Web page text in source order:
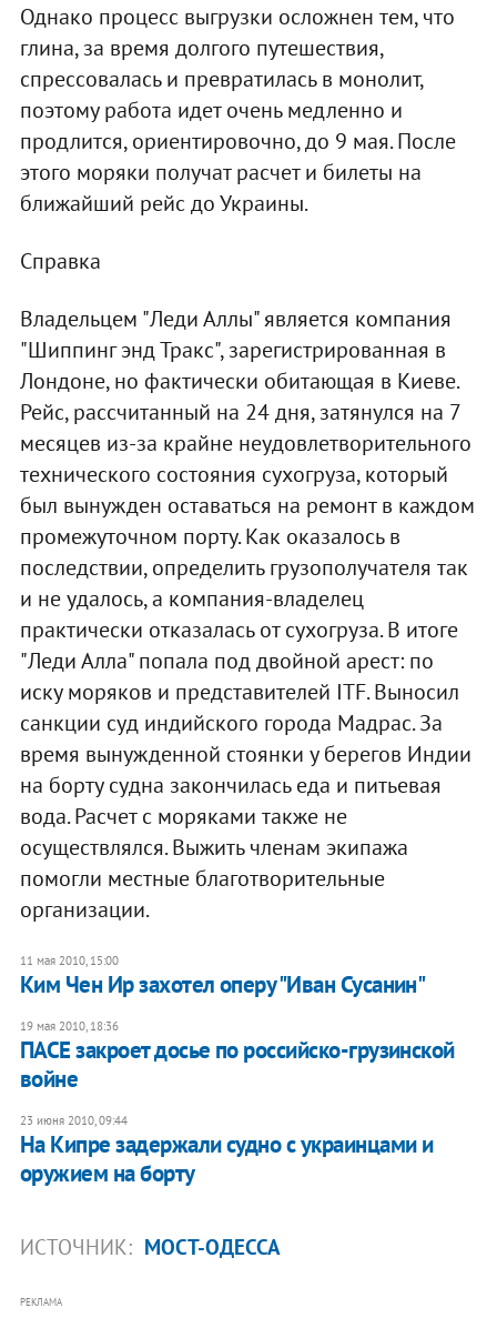
Однако процесс выгрузки осложнен тем, что
глина, за время долгого путешествия,
спрессовалась и превратилась в монолит,
поэтому работа идет очень медленно и
продлится, ориентировочно, до 9 мая. После
этого моряки получат расчет и билеты на
ближайший рейс до Украины.
Справка
Владельцем "Леди Аллы" является компания
"Шиппинг энд Тракс", зарегистрированная в
Лондоне, но фактически обитающая в Киеве.
Рейс, рассчитанный на 24 дня, затянулся на 7
месяцев из-за крайне неудовлетворительного
технического состояния сухогруза, который
был вынужден оставаться на ремонт в каждом
промежуточном порту. Как оказалось в
последствии, определить грузополучателя так
и не удалось, а компания-владелец
практически отказалась от сухогруза. В итоге
"Леди Алла" попала под двойной арест: по
иску моряков и представителей ITF. Выносил
санкции суд индийского города Мадрас. За
время вынужденной стоянки у берегов Индии
на борту судна закончилась еда и питьевая
вода. Расчет с моряками также не
осуществлялся. Выжить членам экипажа
помогли местные благотворительные
организации.
11 мая 2010, 15:00
Ким Чен Ир захотел оперу "Иван Сусанин"
19 мая 2010, 18:36
ПАСЕ закроет досье по российско-грузинской
войне
23 июня 2010, 09:44
На Кипре задержали судно с украинцами и
оружием на борту
ИСТОЧНИК: МОСТ-ОДЕССА
РЕКЛАМА